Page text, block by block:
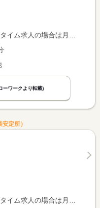
ート求人の場合は時間額を表示しています。
ーワークより転載)
定所）
ート求人の場合は時間額を表示しています。